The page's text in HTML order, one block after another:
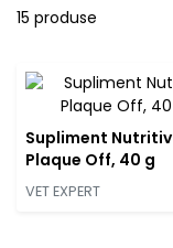
15 produse
Supliment Nutritiv
Plaque Off, 40 g
VET EXPERT